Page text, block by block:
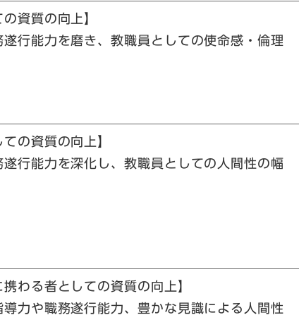
資質の向上】
行能力を磨き、教職員としての使命感・倫理
の資質の向上】
行能力を深化し、教職員としての人間性の幅
携わる者としての資質の向上】
導力や職務遂行能力、豊かな見識による人間性